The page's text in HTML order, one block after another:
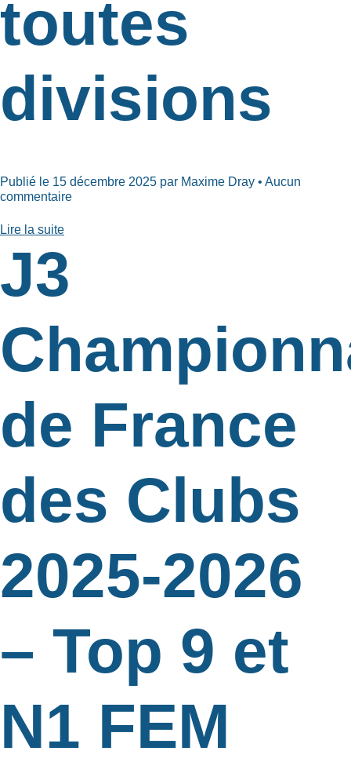
toutes
divisions
Publié le 15 décembre 2025 par Maxime Dray • Aucun
commentaire
Lire la suite
J3
de France
des Clubs
2025-2026
– Top 9 et
N1 FEM